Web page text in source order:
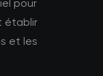
pour
établir
et les